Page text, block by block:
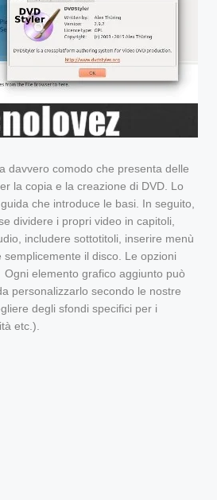
davvero comodo che presenta delle
la copia e la creazione di DVD. Lo
che introduce le basi. In seguito,
dividere i propri video in capitoli,
includere sottotitoli, inserire menù
il disco. Le opzioni
Ogni elemento grafico aggiunto può
personalizzarlo secondo le nostre
degli sfondi specifici per i
etc.).